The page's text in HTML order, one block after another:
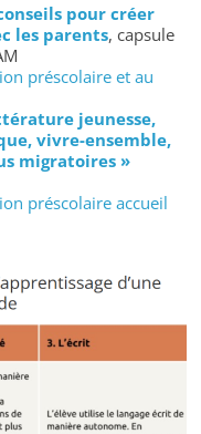
pour créer
les parents, capsule
préscolaire et au
jeunesse,
vivre-ensemble,
migratoires »
préscolaire accueil